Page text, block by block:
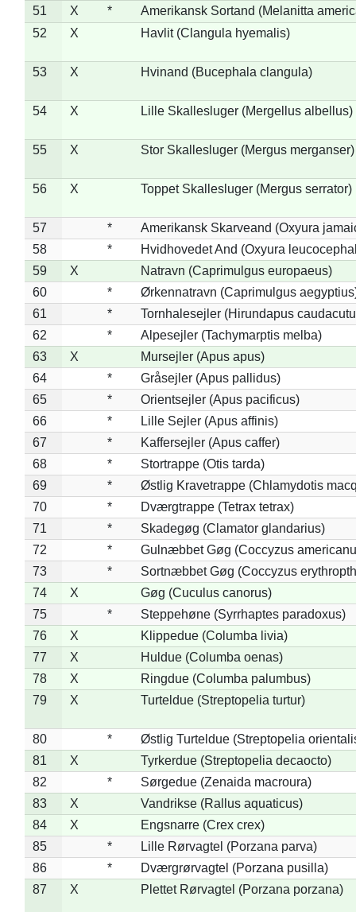
51
X *
Amerikansk Sortand (Melanitta
52
X Havlit (Clangula hyemalis)
53 X Hvinand (Bucephala clangula)
54 X Lille Skallesluger (Mergellus albellus)
55 X Stor Skallesluger (Mergus merganser)
56 X Toppet Skallesluger (Mergus serrator)
57 *
Amerikansk Skarveand (Oxyura
58
*
Hvidhovedet And (Oxyura
59
X
Natravn (Caprimulgus europaeus)
60
*
Ørkennatravn (Caprimulgus
61
*
Tornhalesejler (Hirundapus
62
*
Alpesejler (Tachymarptis melba)
63
X
Mursejler (Apus apus)
64
*
Gråsejler (Apus pallidus)
65
*
Orientsejler (Apus pacificus)
66
*
Lille Sejler (Apus affinis)
67
*
Kaffersejler (Apus caffer)
68
*
Stortrappe (Otis tarda)
69
*
Østlig Kravetrappe (Chlamydotis
70
*
Dværgtrappe (Tetrax tetrax)
71
*
Skadegøg (Clamator glandarius)
72
*
Gulnæbbet Gøg (Coccyzus
73
*
Sortnæbbet Gøg (Coccyzus
74
X
Gøg (Cuculus canorus)
75
*
Steppehøne (Syrrhaptes paradoxus)
76
X
Klippedue (Columba livia)
77
X
Huldue (Columba oenas)
78
X
Ringdue (Columba palumbus)
79
X Turteldue (Streptopelia turtur)
80 *
Østlig Turteldue (Streptopelia
81
X
Tyrkerdue (Streptopelia decaocto)
82
*
Sørgedue (Zenaida macroura)
83
X
Vandrikse (Rallus aquaticus)
84
X
Engsnarre (Crex crex)
85
*
Lille Rørvagtel (Porzana parva)
86
*
Dværgrørvagtel (Porzana pusilla)
87
X Plettet Rørvagtel (Porzana porzana)